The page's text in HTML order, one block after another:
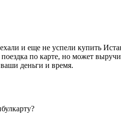
и еще не успели купить
по карте, но может
деньги и время.